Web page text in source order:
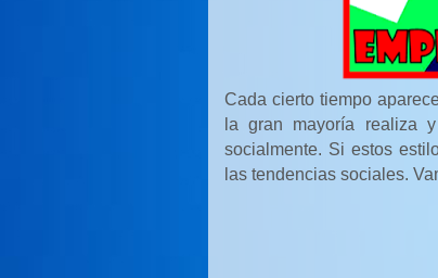
Cada cierto tiempo
la gran mayoría realiza
socialmente. Si estos
las tendencias sociales.